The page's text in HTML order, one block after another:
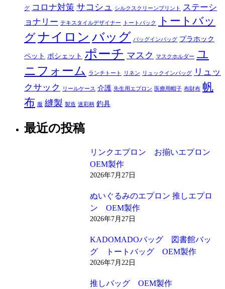
グ コロナ対策 サコシュ シルクスクリーンプリント
ステーシ
ョナリー テキスタイルデザイナー トートバック
トートバッ
グナイロン バッグ バッグインバッグ プラホック
ペット ポシェット ポーチ マスク マスクホルダー ユ
ニフォーム
ランチトート リネン リュックインバッグ
リュッ
クサック
リールケース 介護 先生用エプロン 医療用帽子 布財布 帆
布 服 縫製 製造 迷彩柄 釣具
最近の投稿
リンクエプロン お揃いエプロン
OEM製作
2026年7月27日
ぬいぐるみのエプロン 推しエプロ
ン OEM製作
2026年7月27日
KADOMADOバッグ 図書館バッ
グ トートバッグ OEM製作
2026年7月22日
推しバッグ OEM製作